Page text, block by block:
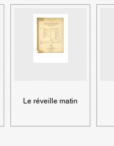
Le réveille matin